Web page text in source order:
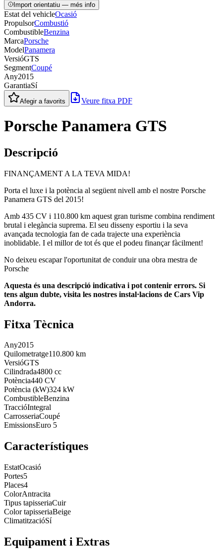
Import orientatiu — més info
Estat del vehicleOcasió
PropulsorCombustió
CombustibleBenzina
MarcaPorsche
ModelPanamera
VersióGTS
SegmentCoupé
Any2015
GarantiaSí
Afegir a favorits Veure fitxa PDF
Porsche Panamera GTS
Descripció
FINANÇAMENT A LA TEVA MIDA!
Porta el luxe i la potència al següent nivell amb el nostre Porsche
Panamera GTS del 2015!
Amb 435 CV i 110.800 km aquest gran turisme combina rendiment
brutal i elegància suprema. El seu disseny esportiu i la seva
avançada tecnologia fan de cada trajecte una experiència
inoblidable. I el millor de tot és que el podeu finançar fàcilment!
No deixeu escapar l'oportunitat de conduir una obra mestra de
Porsche
Aquesta és una descripció indicativa i pot contenir errors. Si
tens algun dubte, visita les nostres instal·lacions de Cars Vip
Andorra.
Fitxa Tècnica
Any2015
Quilometratge110.800 km
VersióGTS
Cilindrada4800 cc
Potència440 CV
Potència (kW)324 kW
CombustibleBenzina
TraccióIntegral
CarrosseriaCoupé
EmissionsEuro 5
Característiques
EstatOcasió
Portes5
Places4
ColorAntracita
Tipus tapisseriaCuir
Color tapisseriaBeige
ClimatitzacióSí
Equipament i Extras